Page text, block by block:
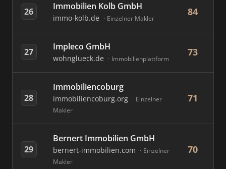
26 Immobilien Kolb GmbH
immo-kolb.de Einzelner Makler
84
27 Impleco GmbH
wohnglueck.de Immobilienplattform
73
28
Immobiliencoburg
immobiliencoburg.org
Einzelner
Makler
71
29
Bernert Immobilien GmbH
bernert-immobilien.com
Einzelner
Makler
70